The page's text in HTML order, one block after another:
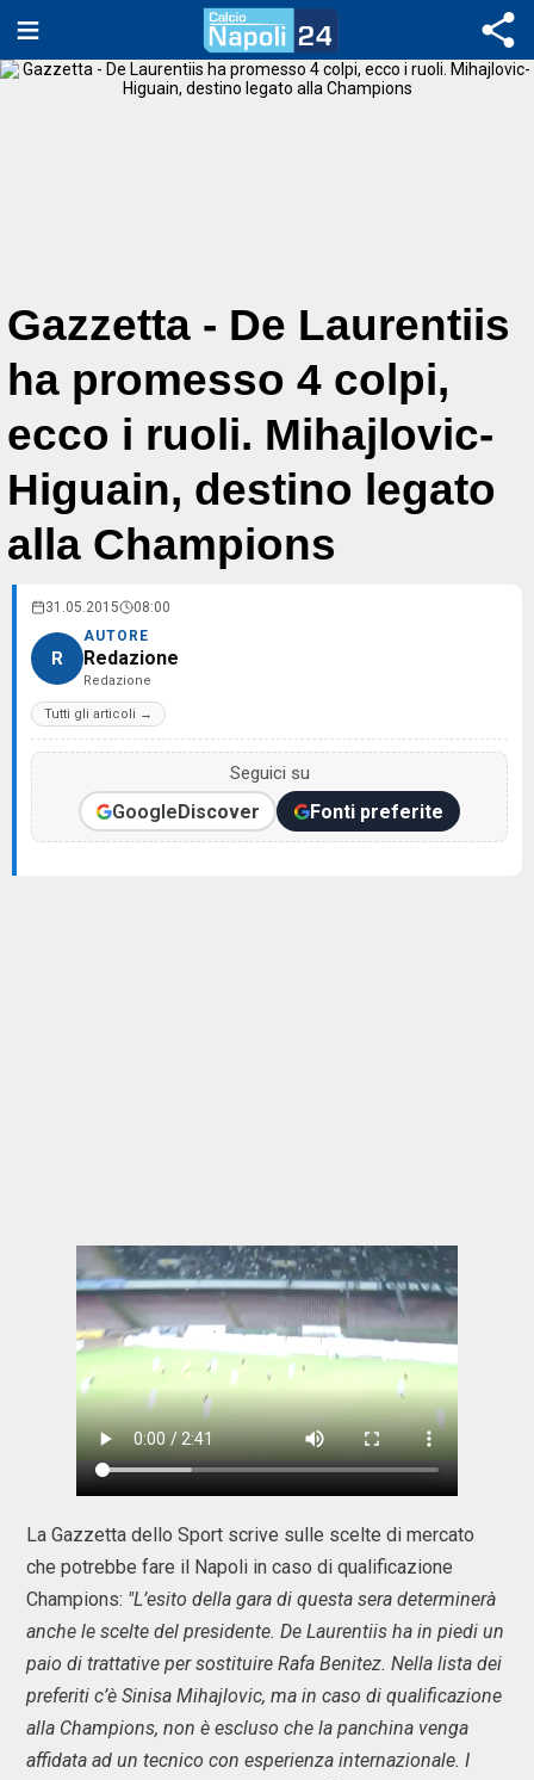
Gazzetta - De Laurentiis
ha promesso 4 colpi,
ecco i ruoli. Mihajlovic-
Higuain, destino legato
alla Champions
31.05.2015 08:00
R
AUTORE
Redazione
Redazione
Tutti gli articoli →
Seguici su
GoogleDiscover Fonti preferite
La Gazzetta dello Sport scrive sulle scelte di mercato
che potrebbe fare il Napoli in caso di qualificazione
Champions: "L’esito della gara di questa sera determinerà
anche le scelte del presidente. De Laurentiis ha in piedi un
paio di trattative per sostituire Rafa Benitez. Nella lista dei
preferiti c’è Sinisa Mihajlovic, ma in caso di qualificazione
alla Champions, non è escluso che la panchina venga
affidata ad un tecnico con esperienza internazionale. I